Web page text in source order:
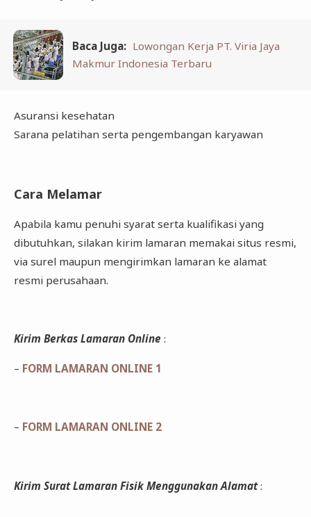
Baca Juga: Lowongan Kerja PT. Viria Jaya
Makmur Indonesia Terbaru
Asuransi kesehatan
Sarana pelatihan serta pengembangan karyawan
Cara Melamar
Apabila kamu penuhi syarat serta kualifikasi yang
dibutuhkan, silakan kirim lamaran memakai situs resmi,
via surel maupun mengirimkan lamaran ke alamat
resmi perusahaan.
Kirim Berkas Lamaran Online :
– FORM LAMARAN ONLINE 1
– FORM LAMARAN ONLINE 2
Kirim Surat Lamaran Fisik Menggunakan Alamat: